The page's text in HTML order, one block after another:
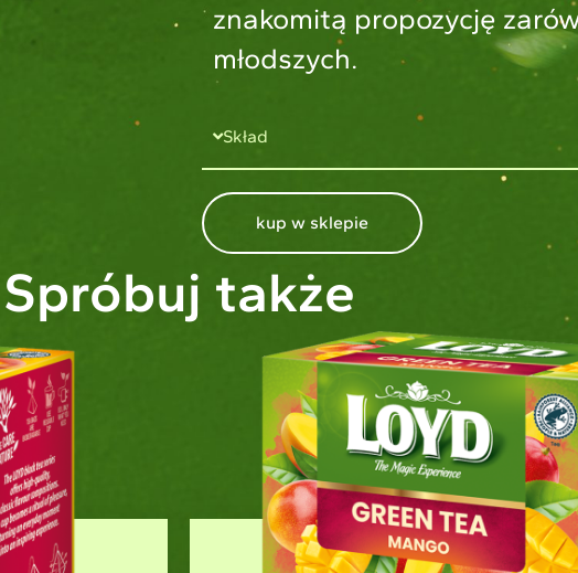
znakomitą propozycję
młodszych.
Skład
kup w sklepie
Spróbuj także